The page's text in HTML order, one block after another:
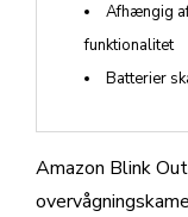
Amazon Blink
Afhængig
funktionalitet
Batterier